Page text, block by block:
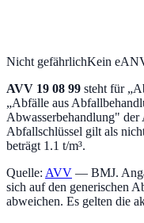
Nicht gefährlichKein
AVV 19 08 99 steht für „
„Abfälle aus
Abwasserbehandlung" der
Abfallschlüssel gilt als
beträgt 1.1 t/m³.
Quelle: AVV — BMJ.
sich auf den generischen
abweichen. Es gelten die